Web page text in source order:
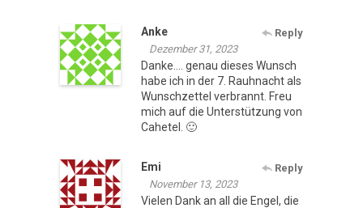
Anke
Reply
Dezember 31, 2023
Danke…. genau dieses Wunsch
habe ich in der 7. Rauhnacht als
Wunschzettel verbrannt. Freu
mich auf die Unterstützung von
Cahetel. 🙂
Emi
Reply
November 13, 2023
Vielen Dank an all die Engel, die